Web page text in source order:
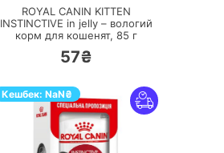
ROYAL CANIN KITTEN
INSTINCTIVE in jelly – вологий
корм для кошенят, 85 г
57₴
Кешбек: NaN₴